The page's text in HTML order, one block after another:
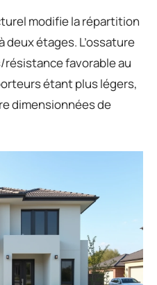
modifie la répartition
deux étages. L’ossature
favorable au
étant plus légers,
dimensionnées de